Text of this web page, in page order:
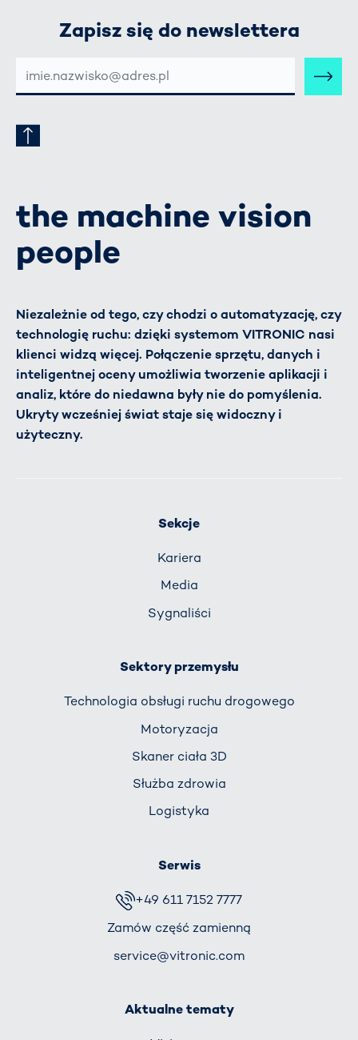
Zapisz się do newslettera
MAIL-
ADRESSE
the machine vision
people
Niezależnie od tego, czy chodzi o automatyzację, czy
technologię ruchu: dzięki systemom VITRONIC nasi
klienci widzą więcej. Połączenie sprzętu, danych i
inteligentnej oceny umożliwia tworzenie aplikacji i
analiz, które do niedawna były nie do pomyślenia.
Ukryty wcześniej świat staje się widoczny i
użyteczny.
Sekcje
Kariera
Media
Sygnaliści
Sektory przemysłu
Technologia obsługi ruchu drogowego
Motoryzacja
Skaner ciała 3D
Służba zdrowia
Logistyka
Serwis
+49 611 7152 7777
Zamów część zamienną
service@vitronic.com
Aktualne tematy